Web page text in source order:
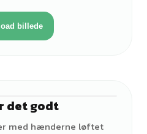
billede
det godt
med hænderne løftet